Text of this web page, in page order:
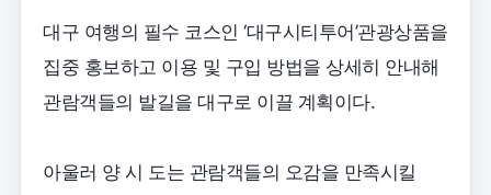
대구 여행의 필수 코스인 ‘대구시티투어’관광상품을
집중 홍보하고 이용 및 구입 방법을 상세히 안내해
관람객들의 발길을 대구로 이끌 계획이다.
아울러 양 시 도는 관람객들의 오감을 만족시킬